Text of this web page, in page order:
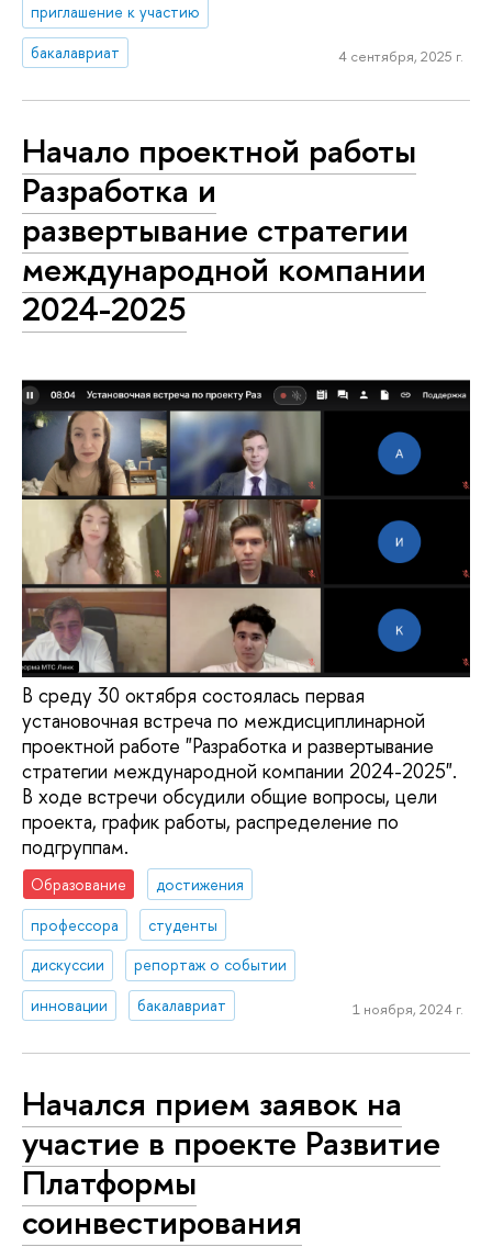
приглашение к участию
бакалавриат
4 сентября, 2025 г.
Начало проектной работы
Разработка и
развертывание стратегии
международной компании
2024-2025
В среду 30 октября состоялась первая
установочная встреча по междисциплинарной
проектной работе "Разработка и развертывание
стратегии международной компании 2024-2025".
В ходе встречи обсудили общие вопросы, цели
проекта, график работы, распределение по
подгруппам.
Образование
достижения
профессора
студенты
дискуссии
репортаж о событии
инновации
бакалавриат 1 ноября, 2024 г.
Начался прием заявок на
участие в проекте Развитие
Платформы
соинвестирования